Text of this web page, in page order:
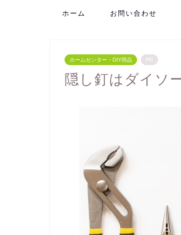
ホーム お問い合わせ
ホームセンター・DIY用品 PR
隠し釘はダイソ